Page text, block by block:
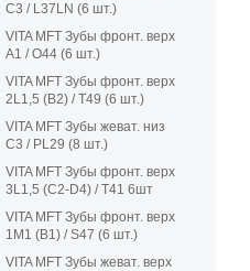
C3 / L37LN (6 шт.)
VITA MFT Зубы фронт. верх
A1 / O44 (6 шт.)
VITA MFT Зубы фронт. верх
2L1,5 (B2) / T49 (6 шт.)
VITA MFT Зубы жеват. низ
C3 / PL29 (8 шт.)
VITA MFT Зубы фронт. верх
3L1,5 (C2-D4) / T41 6шт
VITA MFT Зубы фронт. верх
1M1 (B1) / S47 (6 шт.)
VITA MFT Зубы жеват. верх